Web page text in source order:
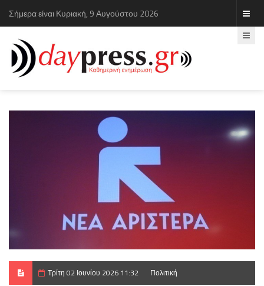
Σήμερα είναι Κυριακή, 9 Αυγούστου 2026
Τρίτη 02 Ιουνίου 2026 11:32 Πολιτική